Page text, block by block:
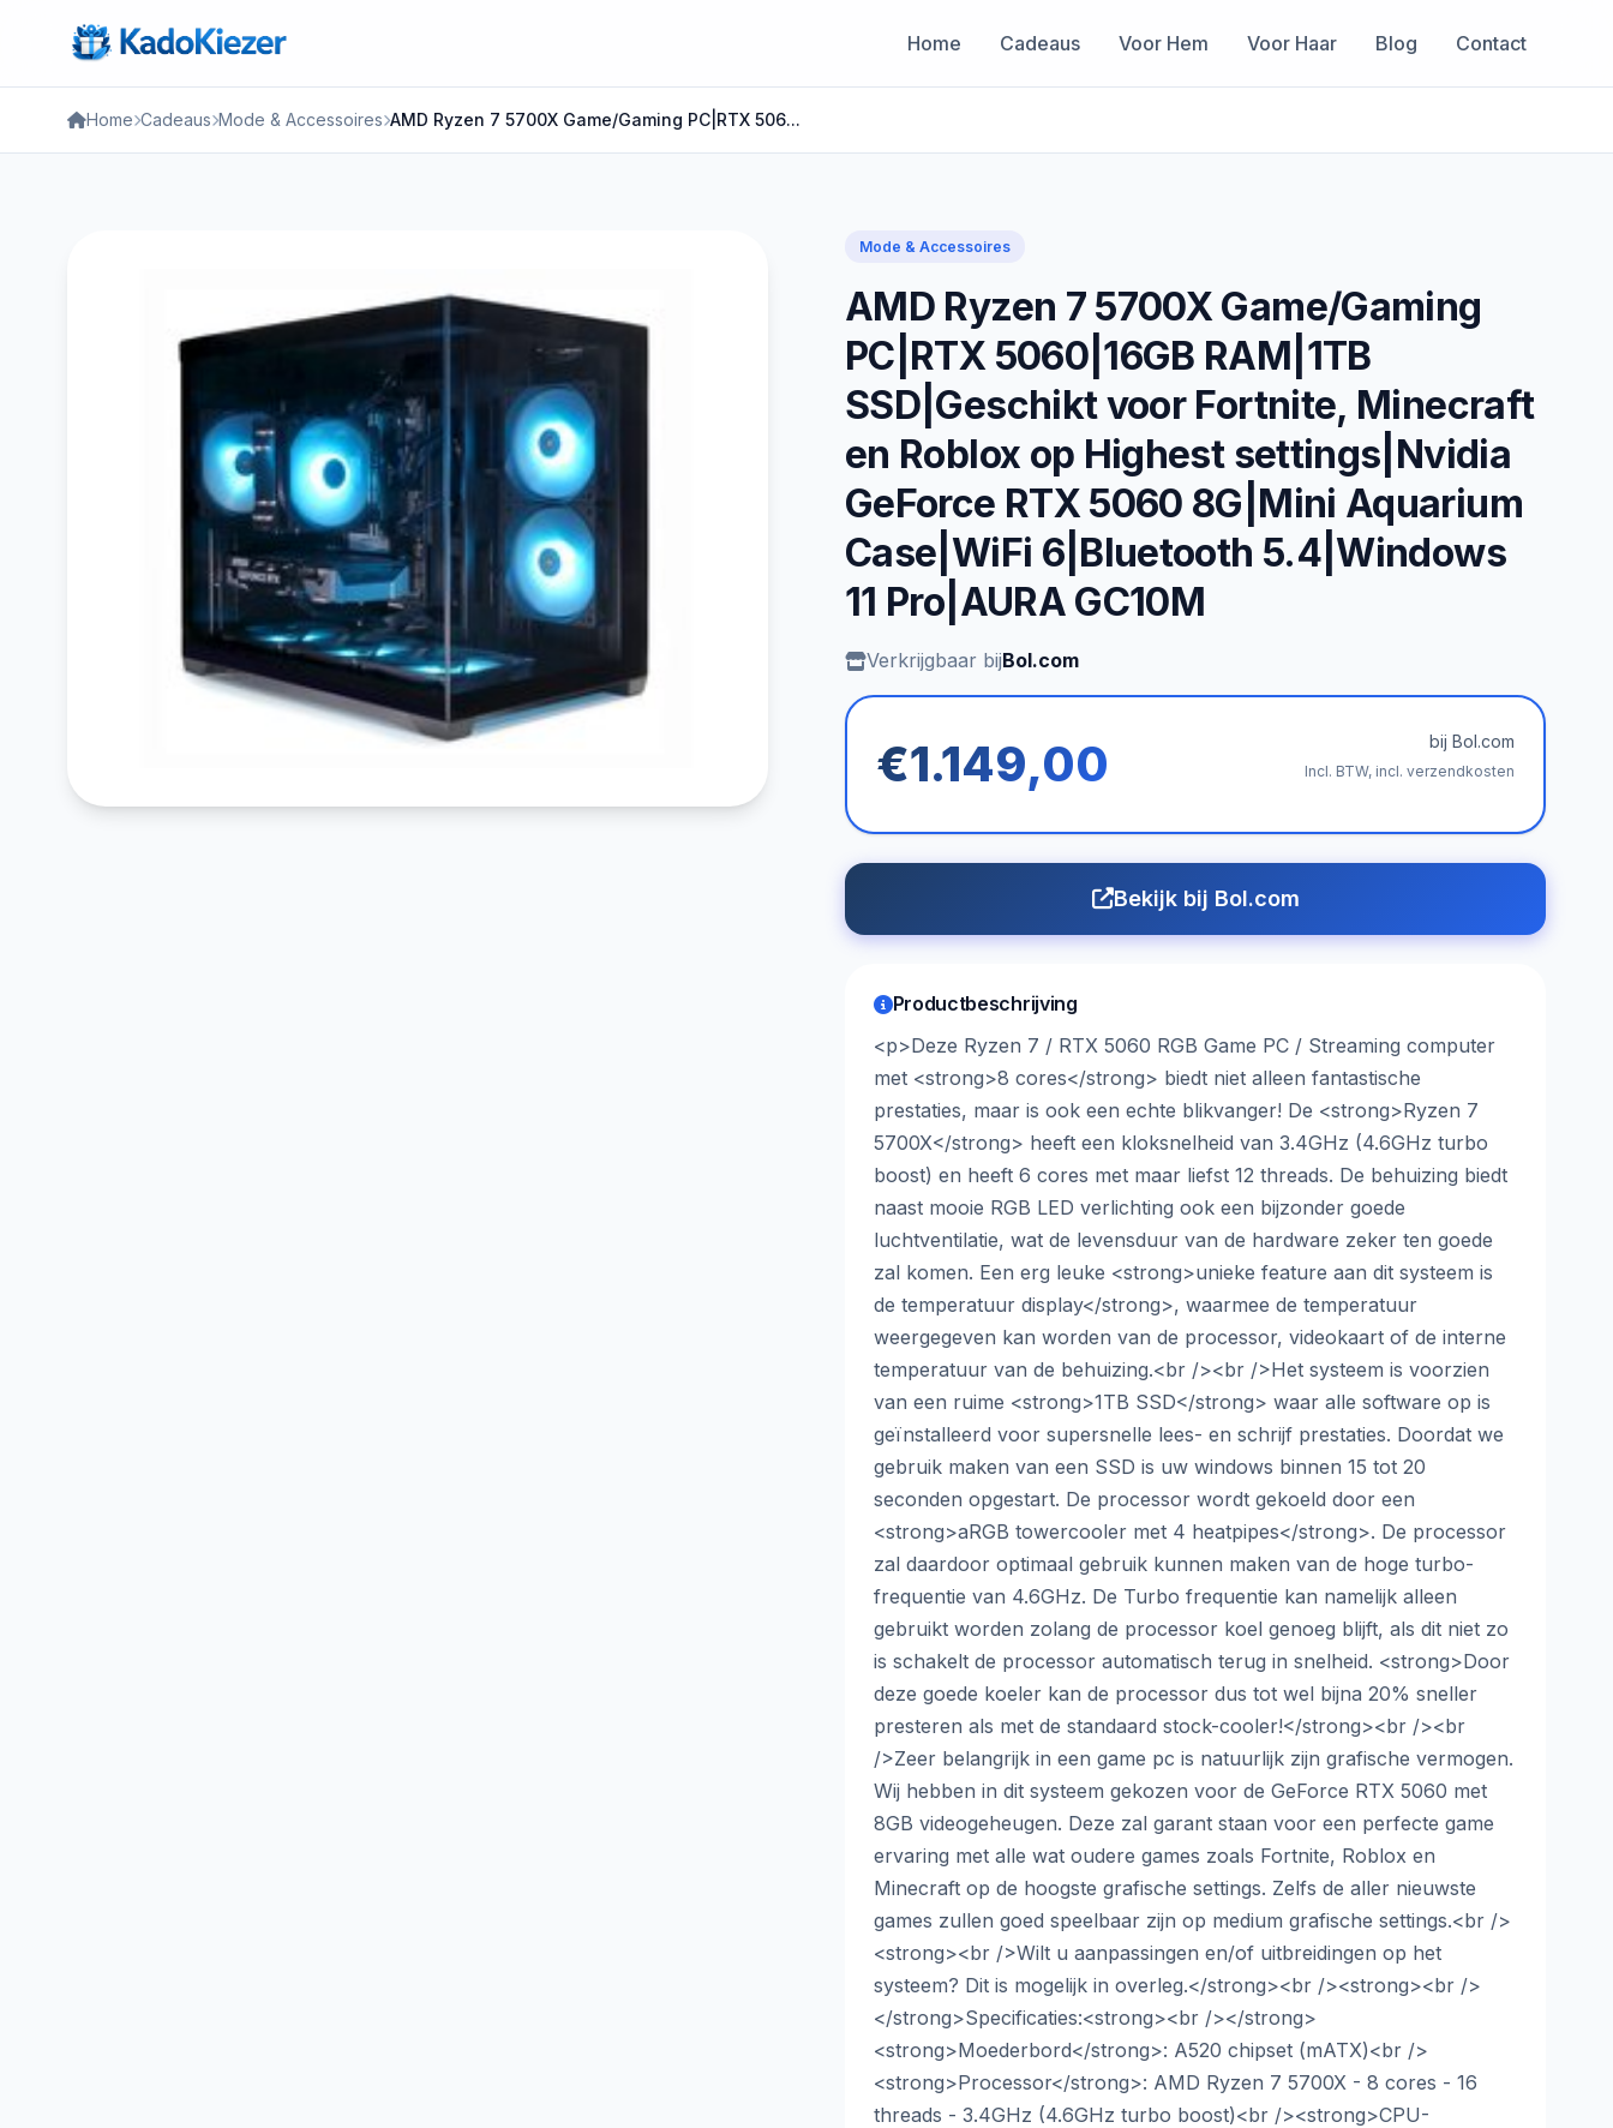
Home Cadeaus Voor Hem Voor Haar Blog Contact
Home Cadeaus Mode & Accessoires AMD Ryzen 7 5700X Game/Gaming PC|RTX 506...
Mode & Accessoires
AMD Ryzen 7 5700X Game/Gaming
PC|RTX 5060|16GB RAM|1TB
SSD|Geschikt voor Fortnite, Minecraft
en Roblox op Highest settings|Nvidia
GeForce RTX 5060 8G|Mini Aquarium
Case|WiFi 6|Bluetooth 5.4|Windows
11 Pro|AURA GC10M
Verkrijgbaar bijBol.com
€1.149,00 bij Bol.com
Incl. BTW, incl. verzendkosten
Bekijk bij Bol.com
Productbeschrijving
<p>Deze Ryzen 7 / RTX 5060 RGB Game PC / Streaming computer
met <strong>8 cores</strong> biedt niet alleen fantastische
prestaties, maar is ook een echte blikvanger! De <strong>Ryzen 7
5700X</strong> heeft een kloksnelheid van 3.4GHz (4.6GHz turbo
boost) en heeft 6 cores met maar liefst 12 threads. De behuizing biedt
naast mooie RGB LED verlichting ook een bijzonder goede
luchtventilatie, wat de levensduur van de hardware zeker ten goede
zal komen. Een erg leuke <strong>unieke feature aan dit systeem is
de temperatuur display</strong>, waarmee de temperatuur
weergegeven kan worden van de processor, videokaart of de interne
temperatuur van de behuizing.<br /><br />Het systeem is voorzien
van een ruime <strong>1TB SSD</strong> waar alle software op is
geïnstalleerd voor supersnelle lees- en schrijf prestaties. Doordat we
gebruik maken van een SSD is uw windows binnen 15 tot 20
seconden opgestart. De processor wordt gekoeld door een
<strong>aRGB towercooler met 4 heatpipes</strong>. De processor
zal daardoor optimaal gebruik kunnen maken van de hoge turbo-
frequentie van 4.6GHz. De Turbo frequentie kan namelijk alleen
gebruikt worden zolang de processor koel genoeg blijft, als dit niet zo
is schakelt de processor automatisch terug in snelheid. <strong>Door
deze goede koeler kan de processor dus tot wel bijna 20% sneller
presteren als met de standaard stock-cooler!</strong><br /><br
/>Zeer belangrijk in een game pc is natuurlijk zijn grafische vermogen.
Wij hebben in dit systeem gekozen voor de GeForce RTX 5060 met
8GB videogeheugen. Deze zal garant staan voor een perfecte game
ervaring met alle wat oudere games zoals Fortnite, Roblox en
Minecraft op de hoogste grafische settings. Zelfs de aller nieuwste
games zullen goed speelbaar zijn op medium grafische settings.<br />
<strong><br />Wilt u aanpassingen en/of uitbreidingen op het
systeem? Dit is mogelijk in overleg.</strong><br /><strong><br />
</strong>Specificaties:<strong><br /></strong>
<strong>Moederbord</strong>: A520 chipset (mATX)<br />
<strong>Processor</strong>: AMD Ryzen 7 5700X - 8 cores - 16
threads - 3.4GHz (4.6GHz turbo boost)<br /><strong>CPU-